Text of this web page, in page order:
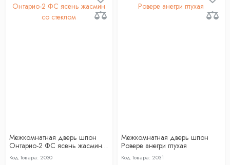
Межкомнатная дверь шпон
Онтарио-2 ФС ясень жасмин
со стеклом
Код Товара: 2030
Межкомнатная дверь шпон
Ровере анегри глухая
Код Товара: 2031